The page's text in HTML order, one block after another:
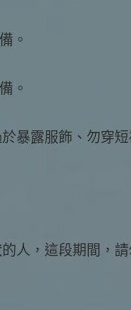
。
。
暴露服飾、勿穿
人，這段期間，